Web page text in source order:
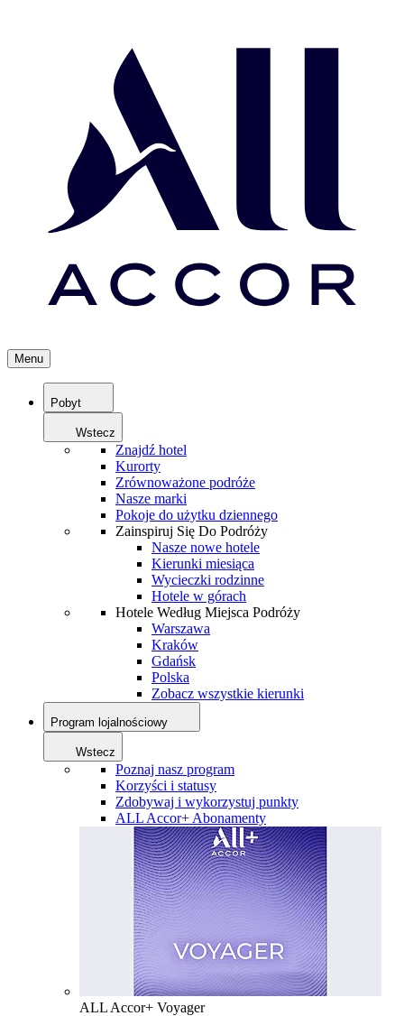
Menu
Pobyt
Wstecz
Znajdź hotel
Kurorty
Zrównoważone podróże
Nasze marki
Pokoje do użytku dziennego
Zainspiruj Się Do Podróży
Nasze nowe hotele
Kierunki miesiąca
Wycieczki rodzinne
Hotele w górach
Hotele Według Miejsca Podróży
Warszawa
Kraków
Gdańsk
Polska
Zobacz wszystkie kierunki
Program lojalnościowy
Wstecz
Poznaj nasz program
Korzyści i statusy
Zdobywaj i wykorzystuj punkty
ALL Accor+ Abonamenty
ALL Accor+ Voyager